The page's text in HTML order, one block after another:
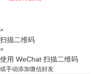
×
扫描二维码
×
使用 WeChat 扫描二维码
或手动添加微信好友